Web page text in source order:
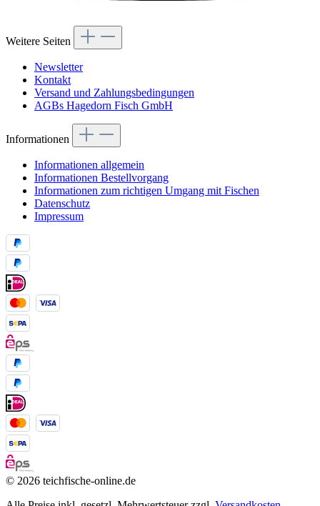
Weitere Seiten
Newsletter
Kontakt
Versand und Zahlungsbedingungen
AGBs Hagedorn Fisch GmbH
Informationen
Informationen allgemein
Informationen Bestellvorgang
Informationen zum richtigen Umgang mit Fischen
Datenschutz
Impressum
© 2026 teichfische-online.de